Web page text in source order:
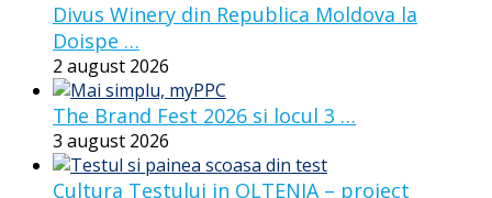
Divus Winery din Republica Moldova la
Doispe …
2 august 2026
The Brand Fest 2026 si locul 3 …
3 august 2026
Cultura Testului in OLTENIA – proiect